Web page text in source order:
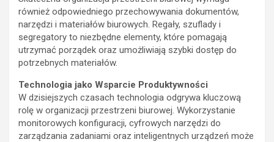
również odpowiedniego przechowywania dokumentów,
narzędzi i materiałów biurowych. Regały, szuflady i
segregatory to niezbędne elementy, które pomagają
utrzymać porządek oraz umożliwiają szybki dostęp do
potrzebnych materiałów.
Technologia jako Wsparcie Produktywności
W dzisiejszych czasach technologia odgrywa kluczową
rolę w organizacji przestrzeni biurowej. Wykorzystanie
monitorowych konfiguracji, cyfrowych narzędzi do
zarządzania zadaniami oraz inteligentnych urządzeń może